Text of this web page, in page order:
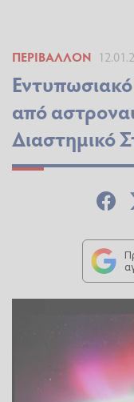
ΠΕΡΙΒΆΛΛΟΝ
από
Διαστημικό